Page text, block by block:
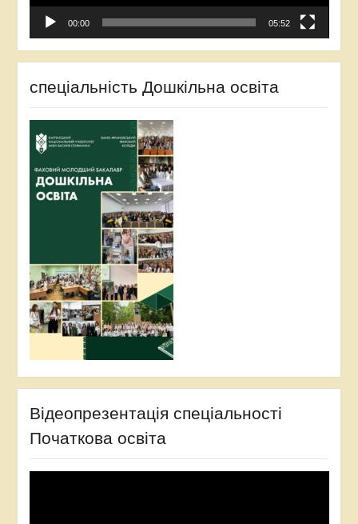
00:00 05:52
спеціальність Дошкільна освіта
Відеопрезентація спеціальності
Початкова освіта